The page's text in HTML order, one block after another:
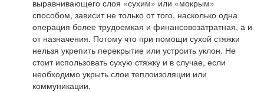
выравнивающего слоя «сухим» или «мокрым»
способом, зависит не только от того, насколько одна
операция более трудоемкая и финансовозатратная, а и
от назначения. Потому что при помощи сухой стяжки
нельзя укрепить перекрытие или устроить уклон. Не
стоит использовать сухую стяжку и в случае, если
необходимо укрыть слои теплоизоляции или
коммуникации.